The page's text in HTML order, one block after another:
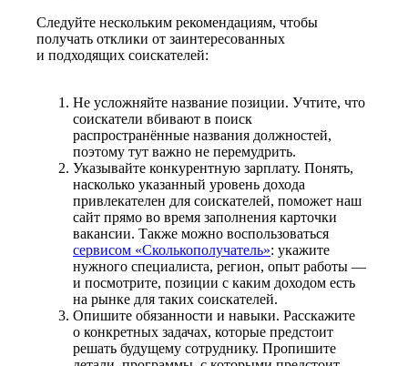
Следуйте нескольким рекомендациям, чтобы
получать отклики от заинтересованных
и подходящих соискателей:
Не усложняйте название позиции. Учтите, что
соискатели вбивают в поиск
распространённые названия должностей,
поэтому тут важно не перемудрить.
Указывайте конкурентную зарплату. Понять,
насколько указанный уровень дохода
привлекателен для соискателей, поможет наш
сайт прямо во время заполнения карточки
вакансии. Также можно воспользоваться
сервисом «Сколькополучатель»: укажите
нужного специалиста, регион, опыт работы —
и посмотрите, позиции с каким доходом есть
на рынке для таких соискателей.
Опишите обязанности и навыки. Расскажите
о конкретных задачах, которые предстоит
решать будущему сотруднику. Пропишите